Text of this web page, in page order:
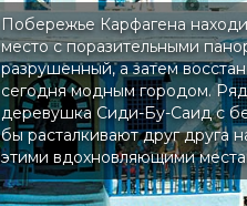
Побережье Карфагена
место с поразительными
разрушенный, а затем
сегодня модным городом.
деревушка Сиди-Бу-Саид с
бы расталкивают друг друга
этими вдохновляющими